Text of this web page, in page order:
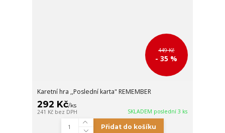
449 Kč
- 35 %
Karetní hra ,,Poslední karta" REMEMBER
292 Kč/ks
241 Kč bez DPH SKLADEM poslední 3 ks
Přidat do košíku